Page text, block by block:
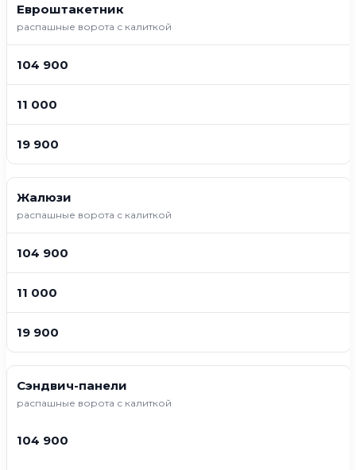
Евроштакетник
распашные ворота с калиткой
104 900
11 000
19 900
Жалюзи
распашные ворота с калиткой
104 900
11 000
19 900
Сэндвич-панели
распашные ворота с калиткой
104 900